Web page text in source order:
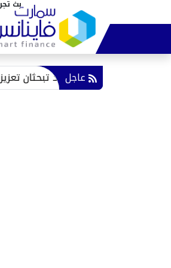
عاجل
مصر وتشاد تبحثان تعزيز